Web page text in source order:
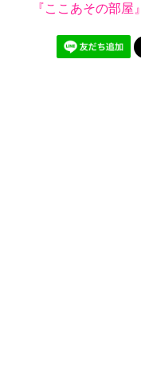
『ここあその部屋』